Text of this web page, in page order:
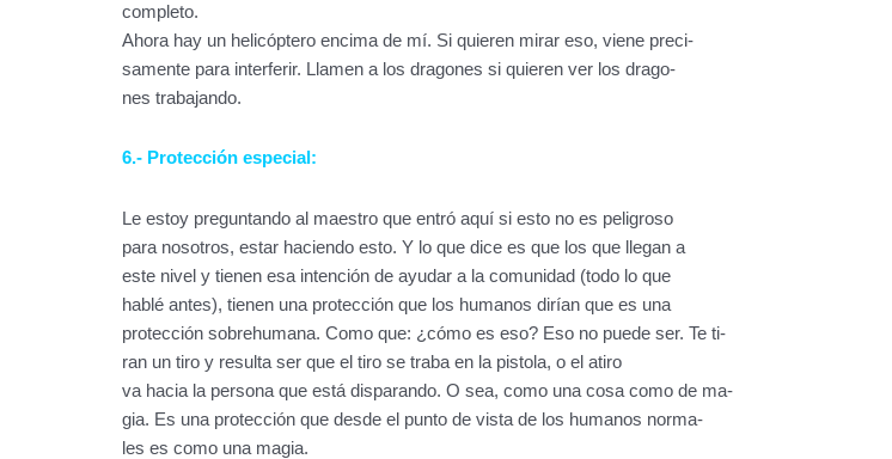
completo.
Ahora hay un helicóptero encima de mí. Si quieren mirar eso, viene preci-
samente para interferir. Llamen a los dragones si quieren ver los drago-
nes trabajando.
6.- Protección especial:
Le estoy preguntando al maestro que entró aquí si esto no es peligroso
para nosotros, estar haciendo esto. Y lo que dice es que los que llegan a
este nivel y tienen esa intención de ayudar a la comunidad (todo lo que
hablé antes), tienen una protección que los humanos dirían que es una
protección sobrehumana. Como que: ¿cómo es eso? Eso no puede ser. Te ti-
ran un tiro y resulta ser que el tiro se traba en la pistola, o el atiro
va hacia la persona que está disparando. O sea, como una cosa como de ma-
gia. Es una protección que desde el punto de vista de los humanos norma-
les es como una magia.